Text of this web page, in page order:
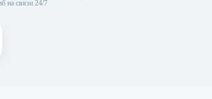
на связи 24/7